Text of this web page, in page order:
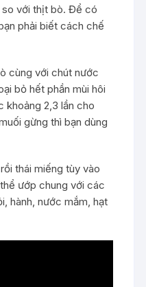
với thịt bò. Để có
phải biết cách chế
cùng với chút nước
bỏ hết phần mùi hôi
khoảng 2,3 lần cho
gừng thì bạn dùng
thái miếng tùy vào
ướp chung với các
hành, nước mắm, hạt